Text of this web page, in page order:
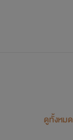
ดูทั้งหมด